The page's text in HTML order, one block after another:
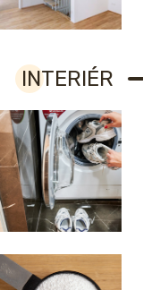
INTERIÉR